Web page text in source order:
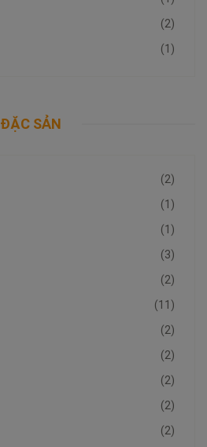
(2)
(1)
ĐẶC SẢN
(2)
(1)
(1)
(3)
(2)
(11)
(2)
(2)
(2)
(2)
(2)